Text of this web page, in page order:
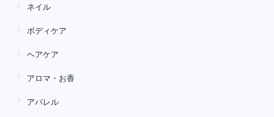
ネイル
ボディケア
ヘアケア
アロマ・お香
アパレル